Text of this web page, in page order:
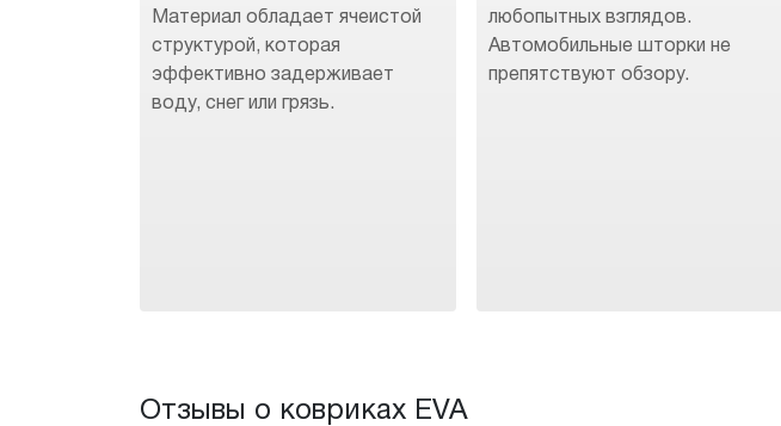
Материал обладает ячеистой
структурой, которая
эффективно задерживает
воду, снег или грязь.
любопытных взглядов.
Автомобильные шторки не
препятствуют обзору.
Отзывы о ковриках EVA